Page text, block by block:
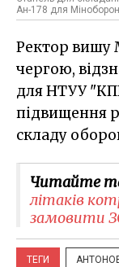
Ан-178 для
Ректор вишу
чергою,
для НТУУ
підвищення
складу
Читайте
літаків
замовити
ТЕГИ